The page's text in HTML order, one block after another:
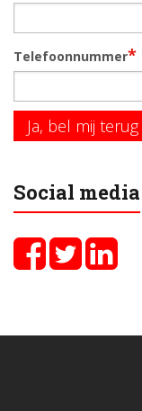
Telefoonnummer*
Ja, bel mij terug
Social media